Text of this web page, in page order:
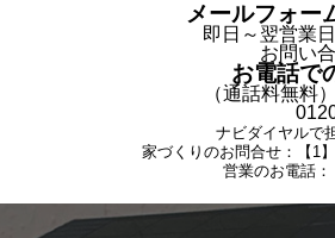
メールフォー
即日～翌営業
お問い
お電話で
（通話料無料
ナビダイヤルで
家づくりのお問合せ：【
営業のお電話